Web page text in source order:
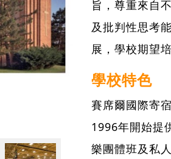
旨，尊重來自
及批判性思考
展，學校期望
學校特色
賽席爾國際寄
1996年開始提
樂團體班及私